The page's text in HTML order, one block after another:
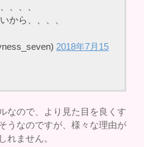
、、、
から、、、、
2018年7月15
なので、より見た目を良くす
うなのですが、様々な理由が
れません。